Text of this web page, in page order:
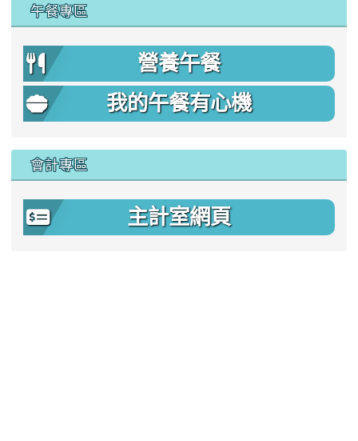
午餐專區
營養午餐
我的午餐有心機
會計專區
主計室網頁